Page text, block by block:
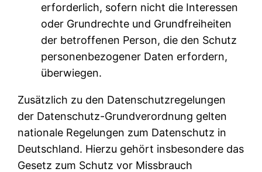
erforderlich, sofern nicht die Interessen
oder Grundrechte und Grundfreiheiten
der betroffenen Person, die den Schutz
personenbezogener Daten erfordern,
überwiegen.
Zusätzlich zu den Datenschutzregelungen
der Datenschutz-Grundverordnung gelten
nationale Regelungen zum Datenschutz in
Deutschland. Hierzu gehört insbesondere das
Gesetz zum Schutz vor Missbrauch